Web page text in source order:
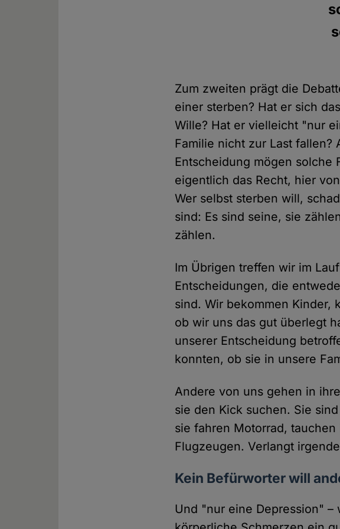
Zum zweiten prägt die
einer sterben? Hat er sich
Wille? Hat er vielleicht "nur
Familie nicht zur Last
Entscheidung mögen solche
eigentlich das Recht, hier
Wer selbst sterben will,
sind: Es sind seine, sie
zählen.
Im Übrigen treffen wir im
Entscheidungen, die
sind. Wir bekommen Kinder,
ob wir uns das gut überlegt
unserer Entscheidung
konnten, ob sie in unsere
Andere von uns gehen in
sie den Kick suchen. Sie
sie fahren Motorrad,
Flugzeugen. Verlangt
Kein Befürworter will
Und "nur eine Depression" –